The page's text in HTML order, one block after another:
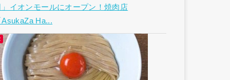
」イオンモールにオープン！焼肉店
AsukaZa Ha...